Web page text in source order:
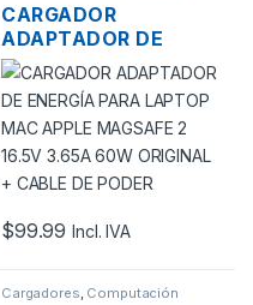
CARGADOR
ADAPTADOR DE
ENERGÍA PARA
LAPTOP MAC APPLE
MAGSAFE 2 16.5V
3.65A 60W ORIGINAL
+ CABLE DE PODER
$99.99 Incl. IVA
Cargadores, Computación